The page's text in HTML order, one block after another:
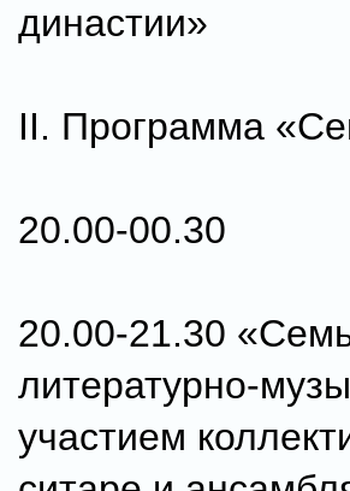
династии»
II. Программа
20.00-00.30
20.00-21.30
литературно-
участием